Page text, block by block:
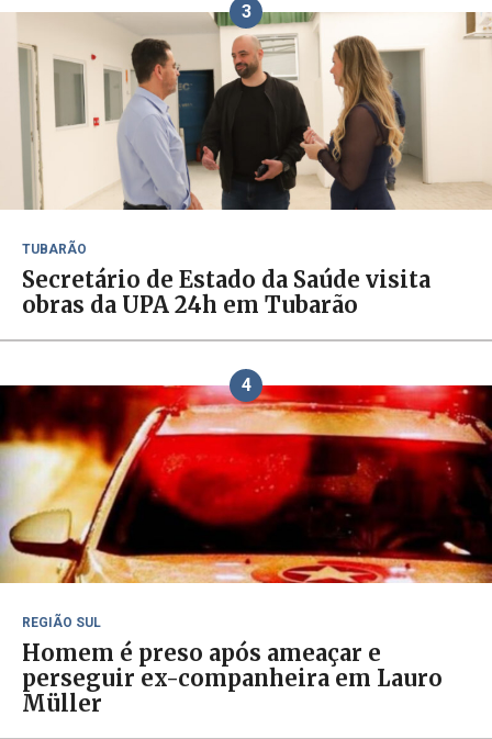
3
TUBARÃO
Secretário de Estado da Saúde visita
obras da UPA 24h em Tubarão
4
REGIÃO SUL
Homem é preso após ameaçar e
perseguir ex-companheira em Lauro
Müller